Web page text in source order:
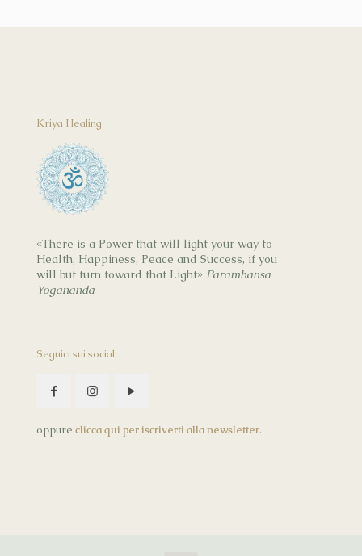
Kriya Healing
«There is a Power that will light your way to
Health, Happiness, Peace and Success, if you
will but turn toward that Light» Paramhansa
Yogananda
Seguici sui social:
oppure clicca qui per iscriverti alla newsletter.